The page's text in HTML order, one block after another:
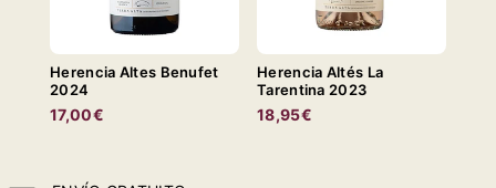
Herencia Altes Benufet
2024
17,00€
Herencia Altés La
Tarentina 2023
18,95€